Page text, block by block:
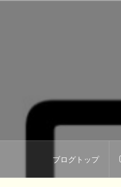
ブログトップ